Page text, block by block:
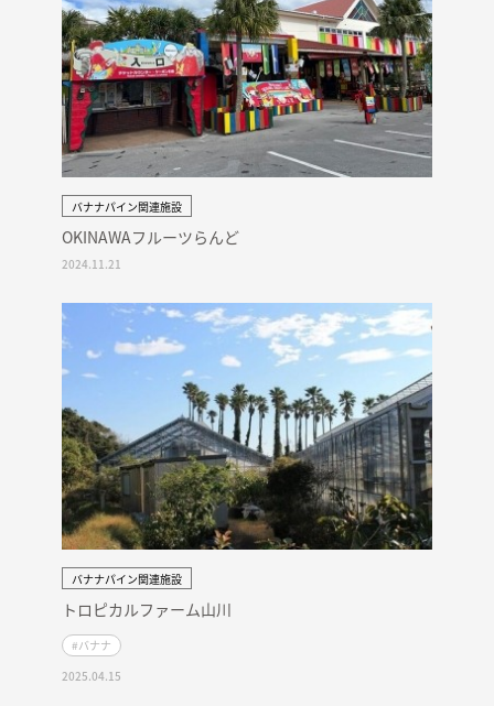
バナナパイン関連施設
2024.11.21
OKINAWAフルーツらんど
バナナパイン関連施設
2025.04.15
トロピカルファーム山川
#バナナ